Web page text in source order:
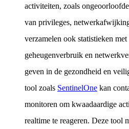
activiteiten, zoals
van privileges,
verzamelen ook statistieken
geheugenverbruik en
geven in de gezondheid en
tool zoals SentinelOne kan
monitoren om kwaadaardige
realtime te reageren. Deze tool